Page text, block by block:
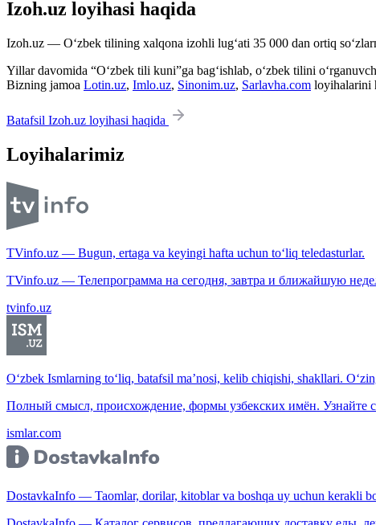
Izoh.uz loyihasi haqida
Izoh.uz — O‘zbek tilining xalqona izohli lug‘ati 35 000 dan ortiq
Yillar davomida “O‘zbek tili kuni”ga bag‘ishlab, o‘zbek tilini
Bizning jamoa Lotin.uz, Imlo.uz, Sinonim.uz, Sarlavha.com loyihalarini
Batafsil Izoh.uz loyihasi haqida
Loyihalarimiz
TVinfo.uz — Bugun, ertaga va keyingi hafta uchun to‘liq teledasturlar.
TVinfo.uz — Телепрограмма на сегодня, завтра и ближайшую
tvinfo.uz
O‘zbek Ismlarning to‘liq, batafsil ma’nosi, kelib chiqishi, shakllari.
Полный смысл, происхождение, формы узбекских имён. Узнайте
ismlar.com
DostavkaInfo — Taomlar, dorilar, kitoblar va boshqa uy uchun kerakli